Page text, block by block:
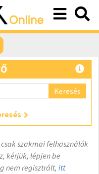
Keresés
szakmai felhasználók
kérjük, lépjen be
nem regisztrált, itt